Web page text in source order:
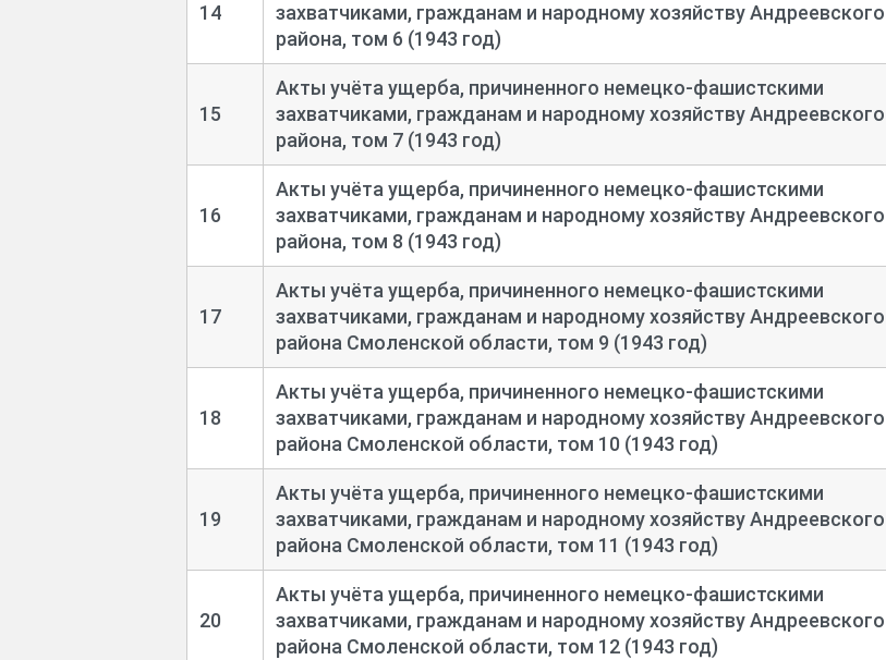
14
захватчиками, гражданам и народному хозяйству Андреевского
района, том 6 (1943 год)
15
Акты учёта ущерба, причиненного немецко-фашистскими
захватчиками, гражданам и народному хозяйству Андреевского
района, том 7 (1943 год)
16
Акты учёта ущерба, причиненного немецко-фашистскими
захватчиками, гражданам и народному хозяйству Андреевского
района, том 8 (1943 год)
17
Акты учёта ущерба, причиненного немецко-фашистскими
захватчиками, гражданам и народному хозяйству Андреевского
района Смоленской области, том 9 (1943 год)
18
Акты учёта ущерба, причиненного немецко-фашистскими
захватчиками, гражданам и народному хозяйству Андреевского
района Смоленской области, том 10 (1943 год)
19
Акты учёта ущерба, причиненного немецко-фашистскими
захватчиками, гражданам и народному хозяйству Андреевского
района Смоленской области, том 11 (1943 год)
20
Акты учёта ущерба, причиненного немецко-фашистскими
захватчиками, гражданам и народному хозяйству Андреевского
района Смоленской области, том 12 (1943 год)